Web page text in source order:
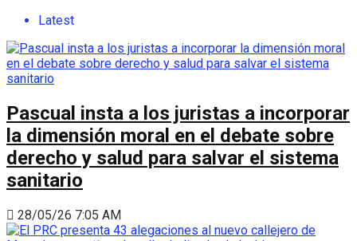
Latest
Pascual insta a los juristas a incorporar
la dimensión moral en el debate sobre
derecho y salud para salvar el sistema
sanitario
28/05/26 7:05 AM